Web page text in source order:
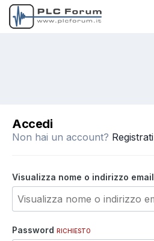
Accedi
Non hai un account? Registrati
Visualizza nome o indirizzo email
Password RICHIESTO